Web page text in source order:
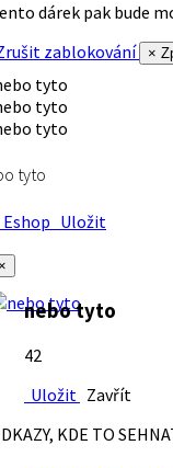
dárek pak bude
zablokování
×
tyto
Uložit
nebo tyto
42
Uložit Zavřít
KDE TO